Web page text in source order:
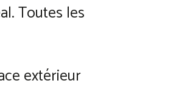
Toutes les
extérieur